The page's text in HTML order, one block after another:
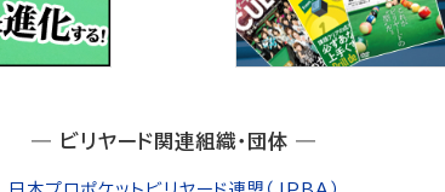
― ビリヤード関連組織・団体 ―